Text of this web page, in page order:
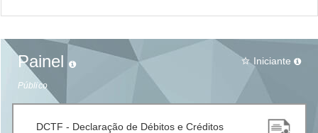
Painel
Público
star_border Iniciante
DCTF - Declaração de Débitos e Créditos